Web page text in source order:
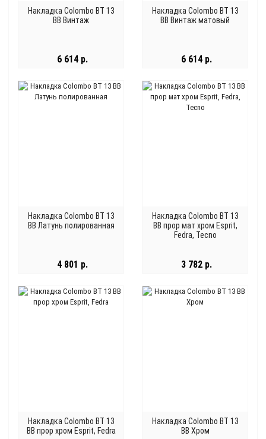
Накладка Colombo BT 13
BB Винтаж
6 614 р.
Накладка Colombo BT 13
BB Винтаж матовый
6 614 р.
Накладка Colombo BT 13
BB Латунь полированная
4 801 р.
Накладка Colombo BT 13
BB прор мат хром Esprit,
Fedra, Tecno
3 782 р.
Накладка Colombo BT 13
BB прор хром Esprit, Fedra
Накладка Colombo BT 13
BB Хром